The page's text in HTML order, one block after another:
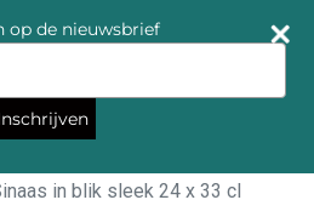
in blik sleek 24 x 33 cl
op de nieuwsbrief